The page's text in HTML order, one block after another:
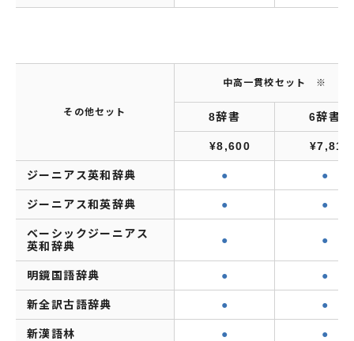
その他セット
中高一貫校セット ※
8辞書 6辞書
¥8,600 ¥7,810
ジーニアス英和辞典 ● ●
ジーニアス和英辞典 ● ●
ベーシックジーニアス
英和辞典
● ●
明鏡国語辞典 ● ●
新全訳古語辞典 ● ●
新漢語林 ● ●